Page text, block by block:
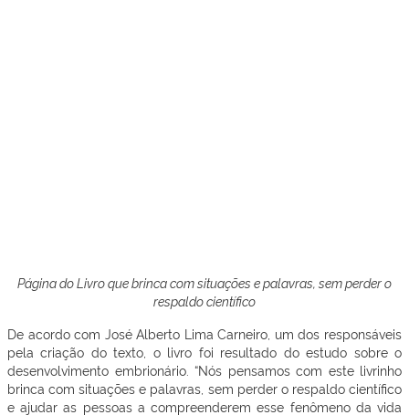
Página do Livro que brinca com situações e palavras, sem perder o
respaldo científico
De acordo com José Alberto Lima Carneiro, um dos responsáveis
pela criação do texto, o livro foi resultado do estudo sobre o
desenvolvimento embrionário. “Nós pensamos com este livrinho
brinca com situações e palavras, sem perder o respaldo científico
e ajudar as pessoas a compreenderem esse fenômeno da vida